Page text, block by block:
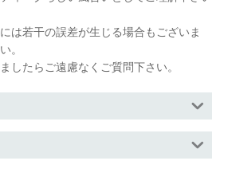
は若干の誤差が生じる場合もございま
。
したらご遠慮なくご質問下さい。